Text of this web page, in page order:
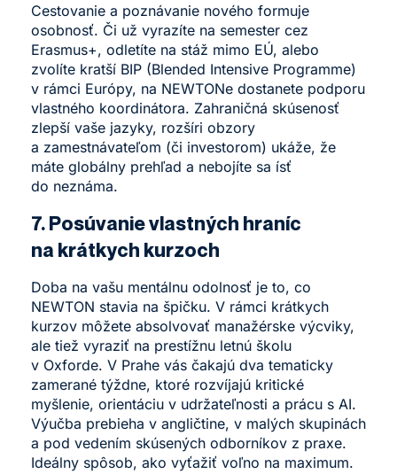
Cestovanie a poznávanie nového formuje
osobnosť. Či už vyrazíte na semester cez
Erasmus+, odletíte na stáž mimo EÚ, alebo
zvolíte kratší BIP (Blended Intensive Programme)
v rámci Európy, na NEWTONe dostanete podporu
vlastného koordinátora. Zahraničná skúsenosť
zlepší vaše jazyky, rozšíri obzory
a zamestnávateľom (či investorom) ukáže, že
máte globálny prehľad a nebojíte sa ísť
do neznáma.
7. Posúvanie vlastných hraníc
na krátkych kurzoch
Doba na vašu mentálnu odolnosť je to, co
NEWTON stavia na špičku. V rámci krátkych
kurzovmôžete absolvovať manažérske výcviky,
ale tiež vyraziť na prestížnu letnú školu
v Oxforde. V Prahe vás čakajú dva tematicky
zamerané týždne, ktoré rozvíjajú kritické
myšlenie, orientáciu v udržateľnosti a prácu s AI.
Výučba prebieha v angličtine, v malých skupinách
a pod vedením skúsených odborníkov z praxe.
Ideálny spôsob, ako vyťažiť voľno na maximum.